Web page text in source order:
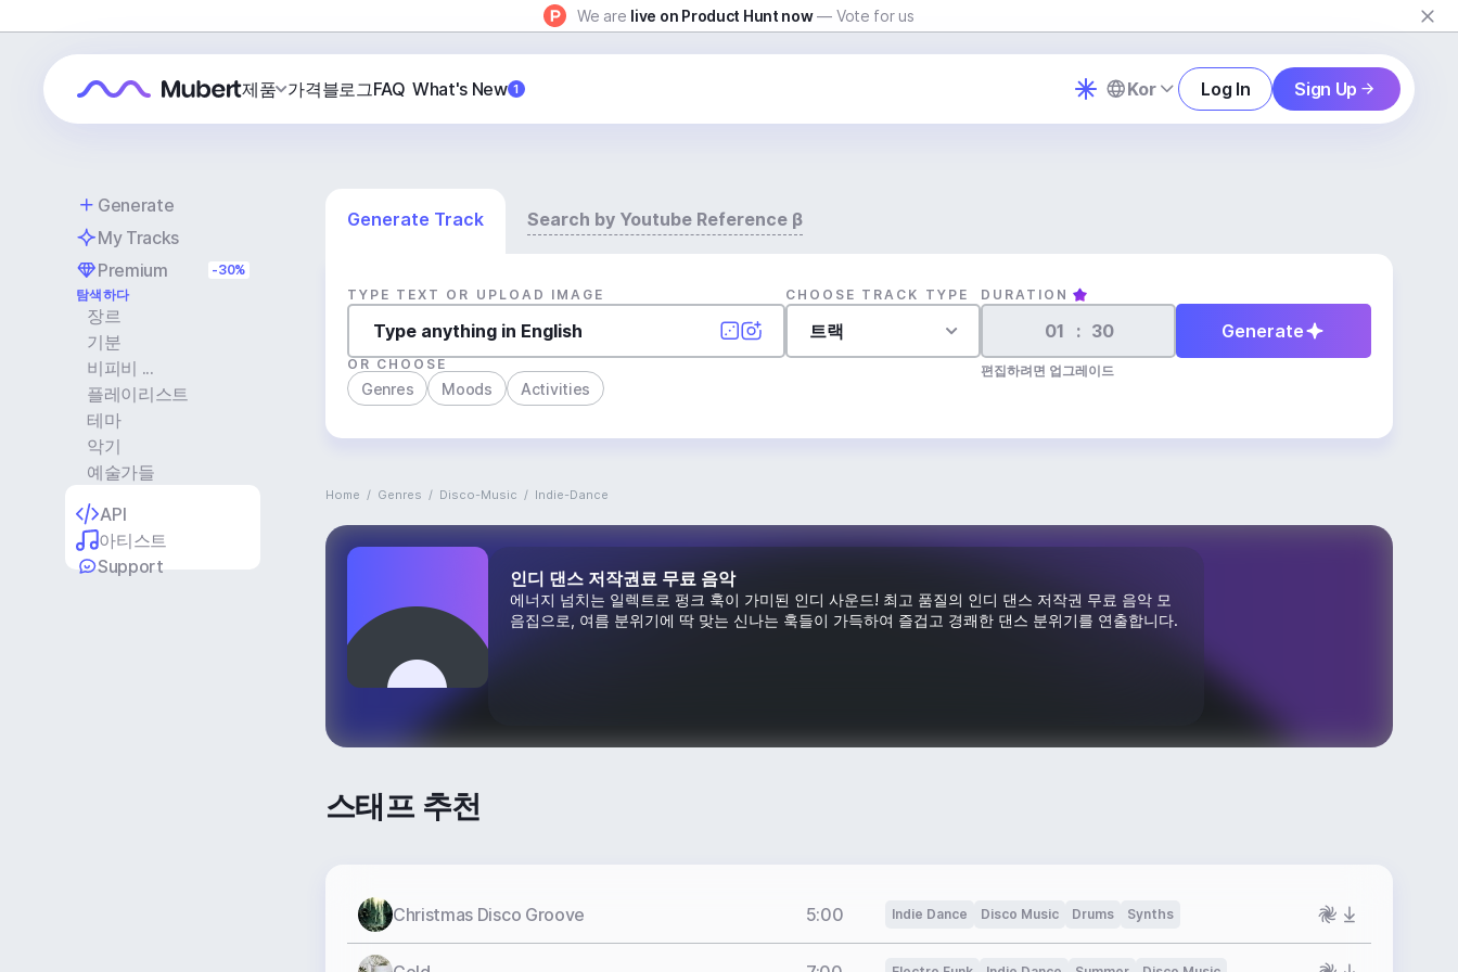
We are live on Product Hunt now — Vote for us
제품 가격블로그FAQ What's New 1 Kor Log In Sign Up
Generate
My Tracks
Premium
-30%
탐색하다
장르
기분
비피비 ...
플레이리스트
테마
악기
예술가들
API
아티스트
Support
Generate Track Search by Youtube Reference β
TYPE TEXT OR UPLOAD IMAGE CHOOSE TRACK TYPE
트랙
DURATION
:
편집하려면 업그레이드
Generate
OR CHOOSE
Genres Moods Activities
Home / Genres / Disco-Music / Indie-Dance
인디 댄스 저작권료 무료 음악
에너지 넘치는 일렉트로 펑크 훅이 가미된 인디 사운드! 최고 품질의 인디 댄스 저작권 무료 음악 모
음집으로, 여름 분위기에 딱 맞는 신나는 훅들이 가득하여 즐겁고 경쾌한 댄스 분위기를 연출합니다.
스태프 추천
Christmas Disco Groove 5:00 Indie Dance Disco Music Drums Synths